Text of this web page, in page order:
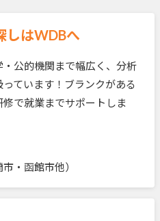
しはWDBへ
公的機関まで幅広く、分析
ています！ブランクがある
で就業までサポートしま
・函館市他）